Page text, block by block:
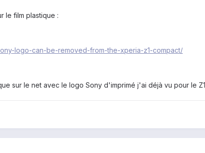
le film plastique :
logo-can-be-removed-from-the-xperia-z1-compact/
sur le net avec le logo Sony d'imprimé j'ai déjà vu pour le